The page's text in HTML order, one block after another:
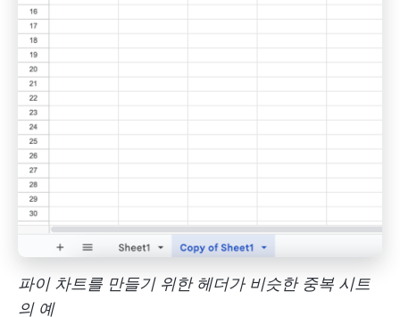
파이 차트를 만들기 위한 헤더가 비슷한 중복 시트
의 예